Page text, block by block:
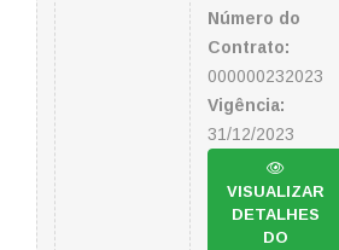
Número do
Contrato:
000000232023
Vigência:
31/12/2023
VISUALIZAR
DETALHES
DO